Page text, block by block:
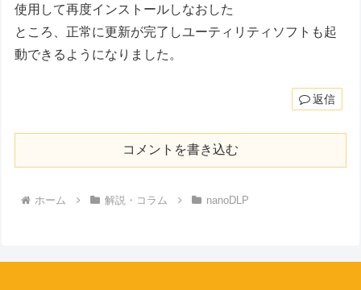
使用して再度インストールしなおした
ところ、正常に更新が完了しユーティリティソフトも起
動できるようになりました。
返信
コメントを書き込む
ホーム 解説・コラム nanoDLP